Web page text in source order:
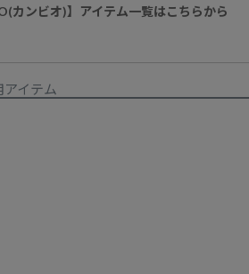
カンビオ)】アイテム一覧はこちらから
イテム